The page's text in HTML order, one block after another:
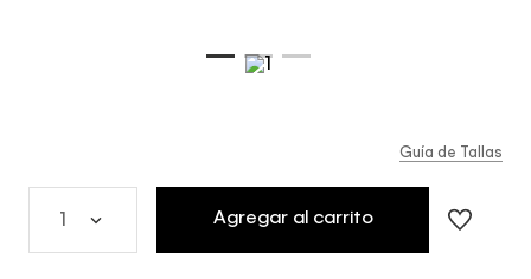
Guía de Tallas
Agregar al carrito